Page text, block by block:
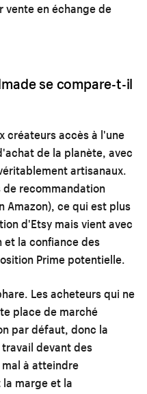
vente en échange de
se compare-t-il
créateurs accès à l'une
de la planète, avec
artisanaux.
recommandation
Amazon), ce qui est plus
d'Etsy mais vient avec
et la confiance des
Prime potentielle.
Les acheteurs qui ne
place de marché
par défaut, donc la
devant des
à atteindre
marge et la